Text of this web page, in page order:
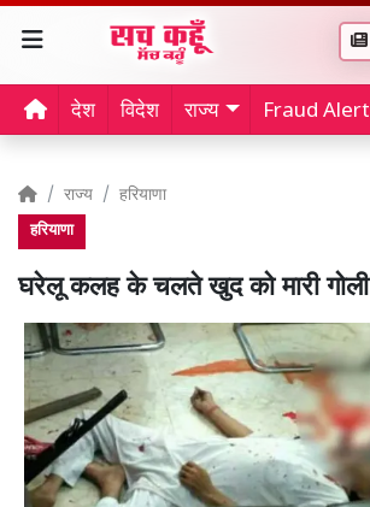
देश विदेश राज्य Fraud Alert
राज्य हरियाणा
हरियाणा
घरेलू कलह के चलते खुद को मारी गोली